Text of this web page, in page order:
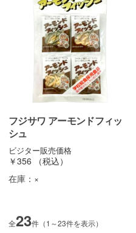
フジサワ アーモンドフィッ
シュ
ビジター販売価格
￥356
（税込）
在庫： ×
全23件（1～23件を表示）